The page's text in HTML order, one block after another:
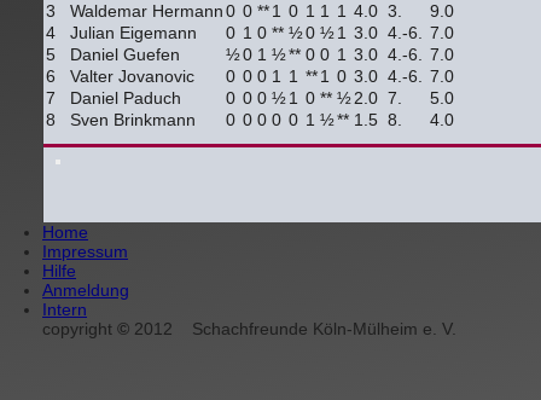
3
Waldemar Hermann0 0 **1 0 1 1 1 4.0 3.
9.0
4
Julian Eigemann 0 1 0 ** ½0 ½1 3.0 4.-6.
7.0
5
Daniel Guefen ½0 1 ½** 0 0 1 3.0 4.-6.
7.0
6
Valter Jovanovic 0 0 0 1 1 **1 0 3.0 4.-6.
7.0
7
Daniel Paduch 0 0 0 ½1 0 ** ½2.0 7.
5.0
8
Sven Brinkmann 0 0 0 0 0 1 ½** 1.5 8. 4.0
Home
Impressum
Hilfe
Anmeldung
Intern
copyright © 2012 Schachfreunde Köln-Mülheim e. V.